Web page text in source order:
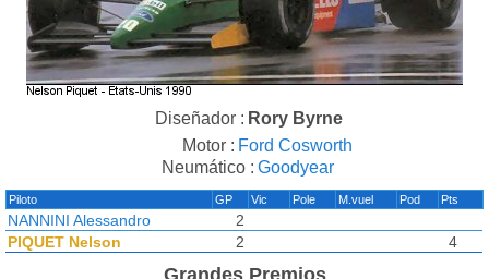
Diseñador : Rory Byrne
Motor : Ford Cosworth
Neumático : Goodyear
Piloto GP Vic Pole M.vuel Pod Pts
NANNINI Alessandro
2
PIQUET Nelson
2 4
Grandes Premios